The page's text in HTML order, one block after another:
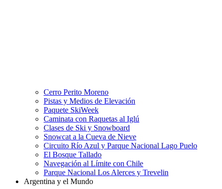
Cerro Perito Moreno
Pistas y Medios de Elevación
Paquete SkiWeek
Caminata con Raquetas al Iglú
Clases de Ski y Snowboard
Snowcat a la Cueva de Nieve
Circuito Río Azul y Parque Nacional Lago Puelo
El Bosque Tallado
Navegación al Límite con Chile
Parque Nacional Los Alerces y Trevelin
Argentina y el Mundo